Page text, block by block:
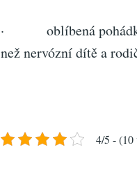
· oblíbená pohádka
než nervózní dítě a
4/5 - (10